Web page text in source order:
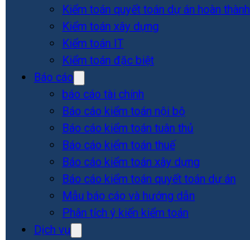
Kiểm toán quyết toán dự án hoàn thành
Kiểm toán xây dựng
Kiểm toán IT
Kiểm toán đặc biệt
Báo cáo
báo cáo tài chính
Báo cáo kiểm toán nội bộ
Báo cáo kiểm toán tuân thủ
Báo cáo kiểm toán thuế
Báo cáo kiểm toán xây dựng
Báo cáo kiểm toán quyết toán dự án
Mẫu báo cáo và hướng dẫn
Phân tích ý kiến kiểm toán
Dịch vụ